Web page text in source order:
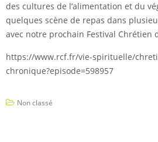
des cultures de l’alimentation et du
quelques scène de repas dans
avec notre prochain Festival Chrétien
https://www.rcf.fr/vie-spirituelle/
chronique?episode=598957
Non classé